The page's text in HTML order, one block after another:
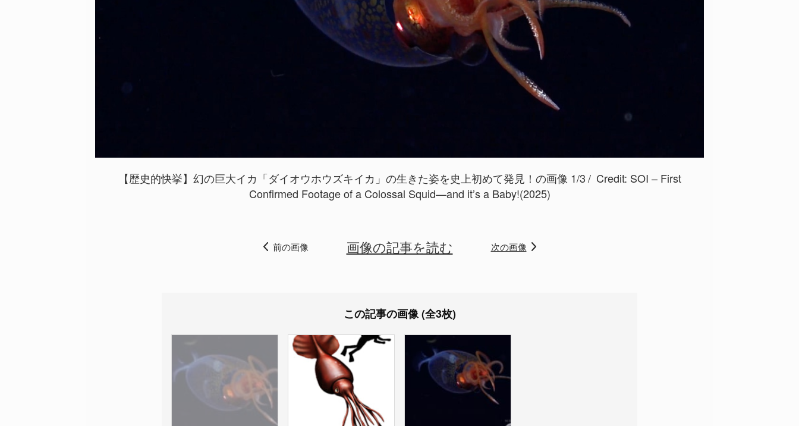
【歴史的快挙】幻の巨大イカ「ダイオウホウズキイカ」の生きた姿を史上初めて発見！の画像 1/3 Credit: SOI – First
Confirmed Footage of a Colossal Squid—and it’s a Baby!(2025)
前の画像 画像の記事を読む 次の画像
この記事の画像 (全3枚)